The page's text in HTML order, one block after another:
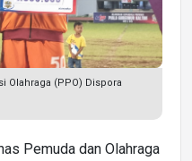
Olahraga (PPO) Dispora
Pemuda dan Olahraga